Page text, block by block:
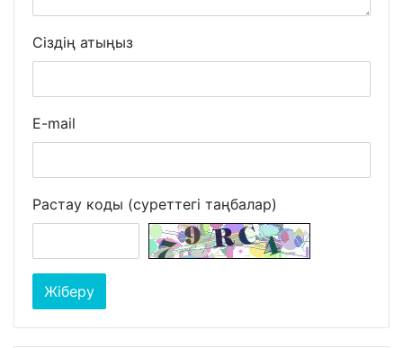
Сіздің атыңыз
E-mail
Растау коды (суреттегі таңбалар)